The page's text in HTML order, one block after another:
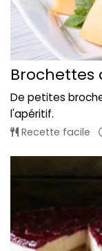
De petites
l'apéritif.
Recette facile